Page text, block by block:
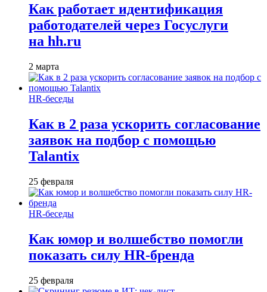
Как работает идентификация
работодателей через Госуслуги
на hh.ru
2 марта
HR-беседы
Как в 2 раза ускорить согласование
заявок на подбор с помощью
Talantix
25 февраля
HR-беседы
Как юмор и волшебство помогли
показать силу HR-бренда
25 февраля